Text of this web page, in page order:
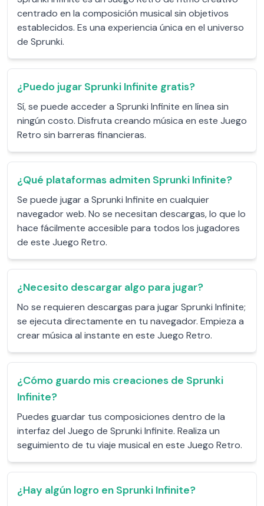
centrado en la composición musical sin objetivos
establecidos. Es una experiencia única en el universo
de Sprunki.
¿Puedo jugar Sprunki Infinite gratis?
Sí, se puede acceder a Sprunki Infinite en línea sin
ningún costo. Disfruta creando música en este Juego
Retro sin barreras financieras.
¿Qué plataformas admiten Sprunki Infinite?
Se puede jugar a Sprunki Infinite en cualquier
navegador web. No se necesitan descargas, lo que lo
hace fácilmente accesible para todos los jugadores
de este Juego Retro.
¿Necesito descargar algo para jugar?
No se requieren descargas para jugar Sprunki Infinite;
se ejecuta directamente en tu navegador. Empieza a
crear música al instante en este Juego Retro.
¿Cómo guardo mis creaciones de Sprunki
Infinite?
Puedes guardar tus composiciones dentro de la
interfaz del Juego de Sprunki Infinite. Realiza un
seguimiento de tu viaje musical en este Juego Retro.
¿Hay algún logro en Sprunki Infinite?